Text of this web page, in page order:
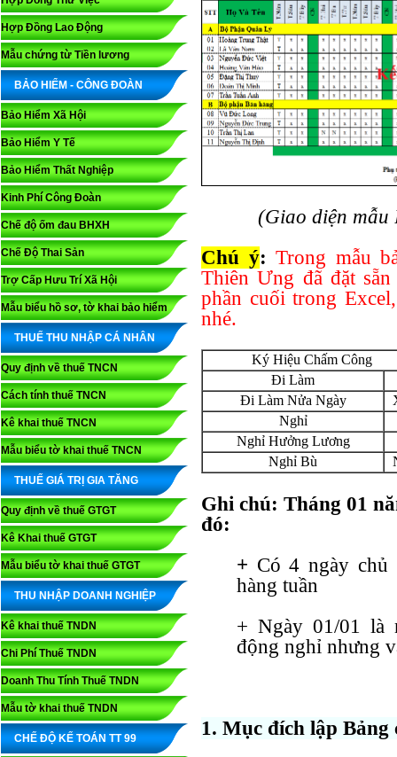
Hợp Đồng Lao Động
Mẫu chứng từ Tiền lương
BẢO HIỂM - CÔNG ĐOÀN
Bảo Hiểm Xã Hội
Bảo Hiểm Y Tế
Bảo Hiểm Thất Nghiệp
Kinh Phí Công Đoàn
Chế độ ốm đau BHXH
Chế Độ Thai Sản
Trợ Cấp Hưu Trí Xã Hội
Mẫu biểu hồ sơ, tờ khai bảo hiểm
THUẾ THU NHẬP CÁ NHÂN
Quy định về thuế TNCN
Cách tính thuế TNCN
Kê khai thuế TNCN
Mẫu biểu tờ khai thuế TNCN
THUẾ GIÁ TRỊ GIA TĂNG
Quy định về thuế GTGT
Kê Khai thuế GTGT
Mẫu biểu tờ khai thuế GTGT
THU NHẬP DOANH NGHIỆP
Kê khai thuế TNDN
Chi Phí Thuế TNDN
Doanh Thu Tính Thuế TNDN
Mẫu tờ khai thuế TNDN
CHẾ ĐỘ KẾ TOÁN TT 99
(Giao diện mẫu
Chú ý: Trong mẫu
Thiên Ưng đã đặt
phần cuối trong
nhé.
Ký Hiệu Chấm Công
Đi Làm
Đi Làm Nửa Ngày
Nghỉ
Nghỉ Hưởng Lương
Nghỉ Bù
Ghi chú: Tháng 01
đó:
+ Có 4 ngày
hàng tuần
+ Ngày 01/01 là
động nghỉ nhưng
1. Mục đích lập Bảng